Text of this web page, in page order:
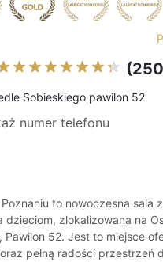
Sobieskiego pawilon 52
numer telefonu
to nowoczesna sala
dzieciom, zlokalizowana na
Pawilon 52. Jest to miejsce
pełną radości przestrzeń